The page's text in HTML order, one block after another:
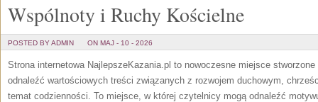
Wspólnoty i Ruchy Kościelne
POSTED BY ADMIN ON MAJ - 10 - 2026
Strona internetowa NajlepszeKazania.pl to nowoczesne miejsce
odnaleźć wartościowych treści związanych z rozwojem duchowym,
temat codzienności. To miejsce, w której czytelnicy mogą odnaleźć